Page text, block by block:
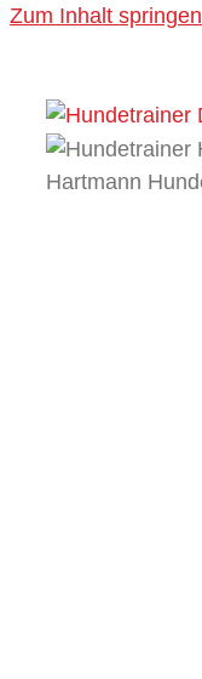
Zum Inhalt springen